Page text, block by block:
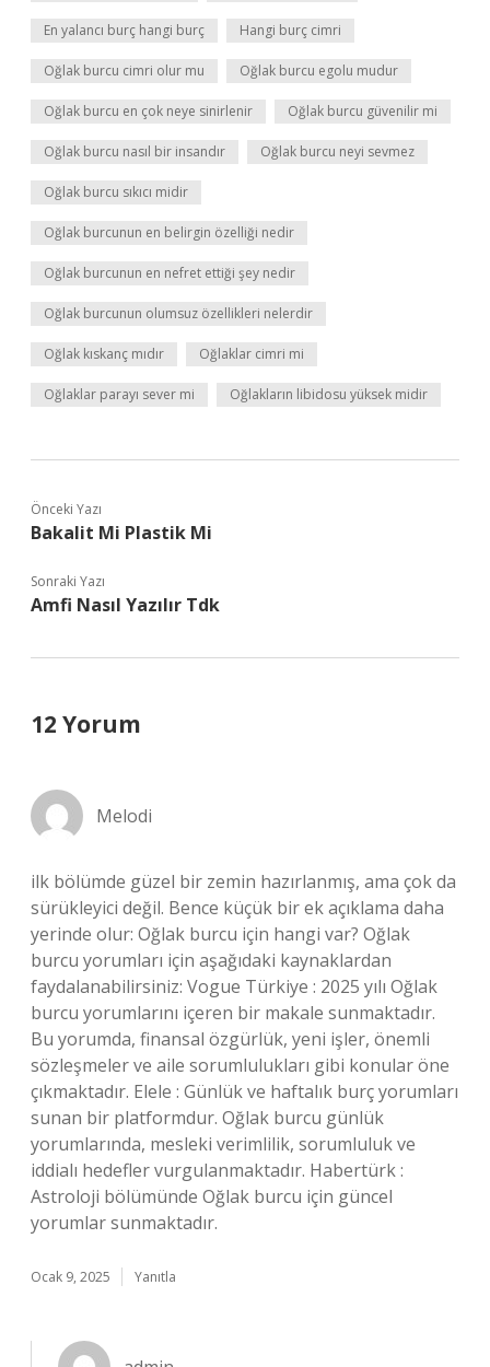
En yalancı burç hangi burç Hangi burç cimri
Oğlak burcu cimri olur mu Oğlak burcu egolu mudur
Oğlak burcu en çok neye sinirlenir Oğlak burcu güvenilir mi
Oğlak burcu nasıl bir insandır Oğlak burcu neyi sevmez
Oğlak burcu sıkıcı midir
Oğlak burcunun en belirgin özelliği nedir
Oğlak burcunun en nefret ettiği şey nedir
Oğlak burcunun olumsuz özellikleri nelerdir
Oğlak kıskanç mıdır Oğlaklar cimri mi
Oğlaklar parayı sever mi Oğlakların libidosu yüksek midir
Önceki Yazı
Bakalit Mi Plastik Mi
Sonraki Yazı
Amfi Nasıl Yazılır Tdk
12 Yorum
Melodi
ilk bölümde güzel bir zemin hazırlanmış, ama çok da
sürükleyici değil. Bence küçük bir ek açıklama daha
yerinde olur: Oğlak burcu için hangi var? Oğlak
burcu yorumları için aşağıdaki kaynaklardan
faydalanabilirsiniz: Vogue Türkiye : 2025 yılı Oğlak
burcu yorumlarını içeren bir makale sunmaktadır.
Bu yorumda, finansal özgürlük, yeni işler, önemli
sözleşmeler ve aile sorumlulukları gibi konular öne
çıkmaktadır. Elele : Günlük ve haftalık burç yorumları
sunan bir platformdur. Oğlak burcu günlük
yorumlarında, mesleki verimlilik, sorumluluk ve
iddialı hedefler vurgulanmaktadır. Habertürk :
Astroloji bölümünde Oğlak burcu için güncel
yorumlar sunmaktadır.
Ocak 9, 2025 Yanıtla